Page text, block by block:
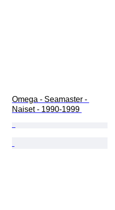
Omega - Seamaster -
Naiset - 1990-1999